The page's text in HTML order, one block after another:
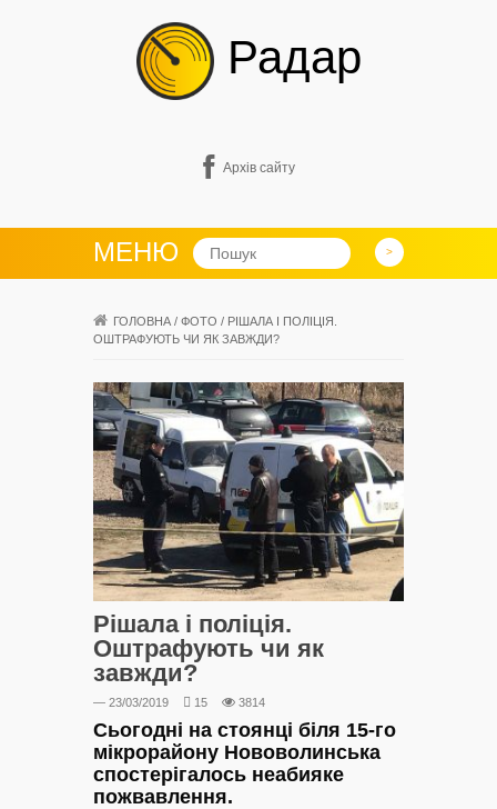
Радар
Архів сайту
МЕНЮ
ГОЛОВНА / ФОТО / РІШАЛА І ПОЛІЦІЯ.
ОШТРАФУЮТЬ ЧИ ЯК ЗАВЖДИ?
Рішала і поліція.
Оштрафують чи як
завжди?
— 23/03/2019 15 3814
Сьогодні на стоянці біля 15-го
мікрорайону Нововолинська
спостерігалось неабияке
пожвавлення.